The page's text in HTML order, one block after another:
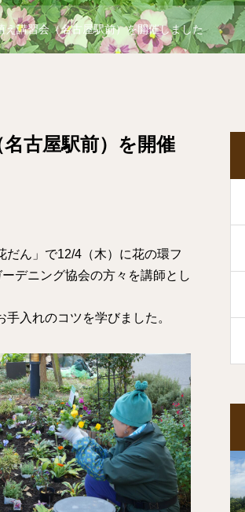
え講習会（名古屋駅前）を開催しました
古屋駅前）を開催
ん」で12/4（木）に花の環フ
デニング協会の方々を講師とし
入れのコツを学びました。